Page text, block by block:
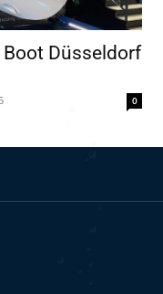
Düsseldorf
0